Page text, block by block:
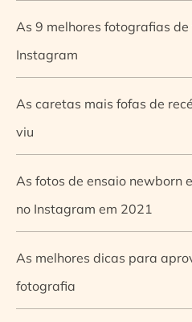
As 9 melhores fotografias
Instagram
As caretas mais fofas de
viu
As fotos de ensaio newborn
no Instagram em 2021
As melhores dicas para
fotografia